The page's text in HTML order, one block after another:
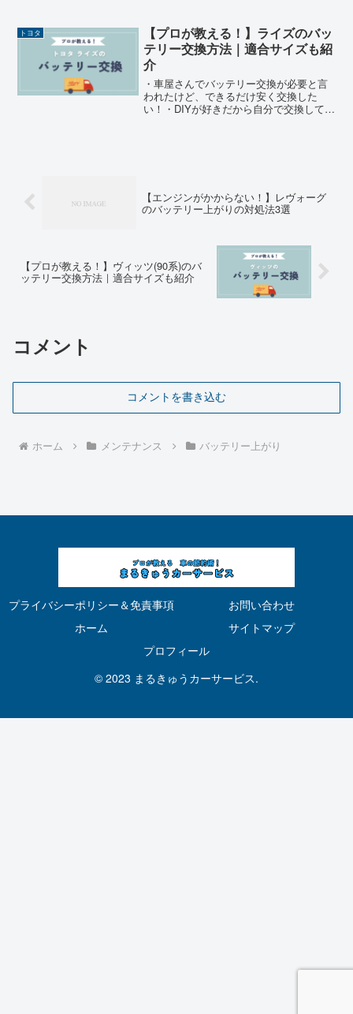
で、現役整備士のまるきゅうがタンクの
バッテリー交換を安くする方法を解説し
ます。
トヨタ
【プロが教える！】ライズのバッ
テリー交換方法｜適合サイズも紹
介
・車屋さんでバッテリー交換が必要と言
われたけど、できるだけ安く交換した
い！・DIYが好きだから自分で交換してみ
【エンジンがかからない！】レヴォーグ
のバッテリー上がりの対処法3選
【プロが教える！】ヴィッツ(90系)のバ
ッテリー交換方法｜適合サイズも紹介
コメント
コメントを書き込む
ホーム メンテナンス バッテリー上がり
プライバシーポリシー＆免責事項
お問い合わせ
ホーム
サイトマップ
プロフィール
© 2023 まるきゅうカーサービス.